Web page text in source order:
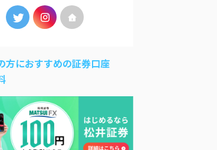
方におすすめの証券口座